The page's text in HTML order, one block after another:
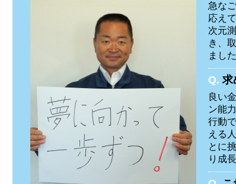
急な
応え
次元
き、
まし
Q. 求
良い
ン能
行動
える
とに
り成